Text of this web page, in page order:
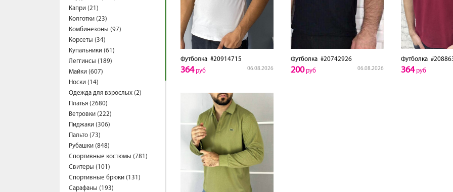
Капри (21)
Колготки (23)
Комбинезоны (97)
Корсеты (34)
Купальники (61)
Леггинсы (189)
Майки (607)
Носки (14)
Одежда для взрослых (2)
Платья (2680)
Ветровки (222)
Пиджаки (306)
Пальто (73)
Рубашки (848)
Спортивные костюмы (781)
Свитеры (101)
Спортивные брюки (131)
Сарафаны (193)
Футболка #20914715
06.08.2026
364руб
Футболка#20742926
06.08.2026
200руб
Футболка
364руб